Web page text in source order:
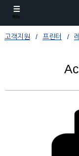
메뉴
고객지원 프린터